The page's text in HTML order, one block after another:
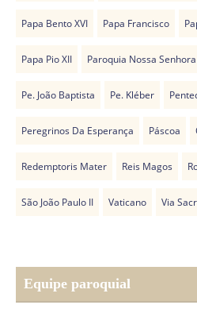
Papa Bento XVI Papa Francisco
Papa Pio XII Paroquia Nossa
Pe. João Baptista Pe. Kléber
Peregrinos Da Esperança Páscoa
Redemptoris Mater Reis Magos
São João Paulo II Vaticano Via
Equipe paroquial